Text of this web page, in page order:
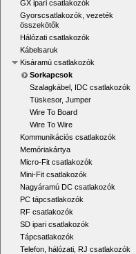
GX ipari csatlakozók
Gyorscsatlakozók, vezeték
összekötők
Hálózati csatlakozók
Kábelsaruk
Kisáramú csatlakozók
Sorkapcsok
Szalagkábel, IDC csatlakozók
Tüskesor, Jumper
Wire To Board
Wire To Wire
Kommunikációs csatlakozók
Memóriakártya
Micro-Fit csatlakozók
Mini-Fit csatlakozók
Nagyáramú DC csatlakozók
PC tápcsatlakozók
RF csatlakozók
SD ipari csatlakozók
Tápcsatlakozók
Telefon, hálózati, RJ csatlakozók